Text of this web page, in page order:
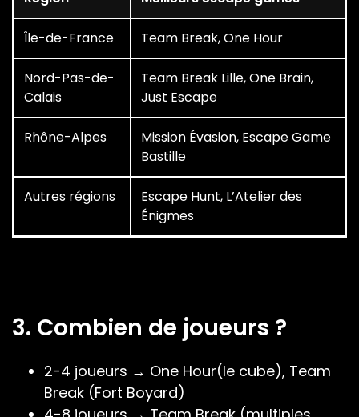
Île-de-France Team Break, One Hour
Nord-Pas-de-
Calais
Team Break Lille, One Brain,
Just Escape
Rhône-Alpes
Mission Évasion, Escape Game
Bastille
Autres régions
Escape Hunt, L’Atelier des
Énigmes
3. Combien de joueurs ?
2-4 joueurs → One Hour(le cube), Team
Break (Fort Boyard)